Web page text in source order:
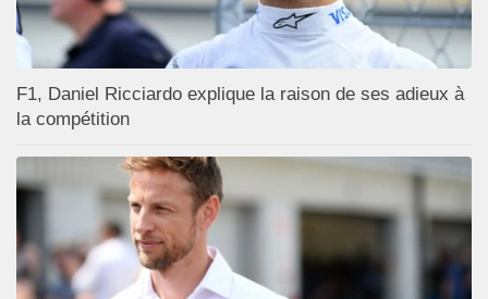
F1, Daniel Ricciardo explique la raison de ses adieux à
la compétition